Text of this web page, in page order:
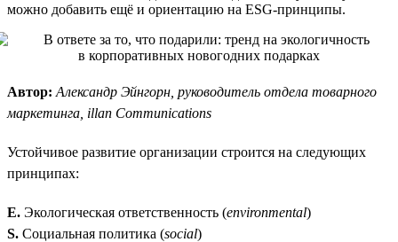
можно добавить ещё и ориентацию на ESG-принципы.
Автор: Александр Эйнгорн, руководитель отдела товарного
маркетинга, illan Communications
Устойчивое развитие организации строится на следующих
принципах:
E. Экологическая ответственность (environmental)
S. Социальная политика (social)